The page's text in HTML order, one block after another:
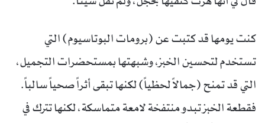
كنت يومها قد كتبت عن (برومات البوتاسيوم) التي
تستخدم لتحسين الخبز، وشبهتها بمستحضرات التجميل،
التي قد تمنح (جمالاً لحظياً) لكنها تبقى أثراً صحياً سالباً.
فقطعة الخبز تبدو منتفخة لامعة متماسكة، لكنها تترك في